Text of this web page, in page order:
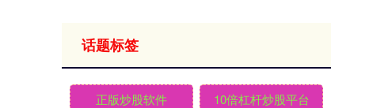
话题标签
正版炒股软件 10倍杠杆炒股平台